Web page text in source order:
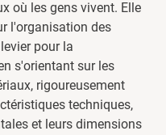
où les gens vivent. Elle
l'organisation des
pour la
s'orientant sur les
rigoureusement
techniques,
et leurs dimensions